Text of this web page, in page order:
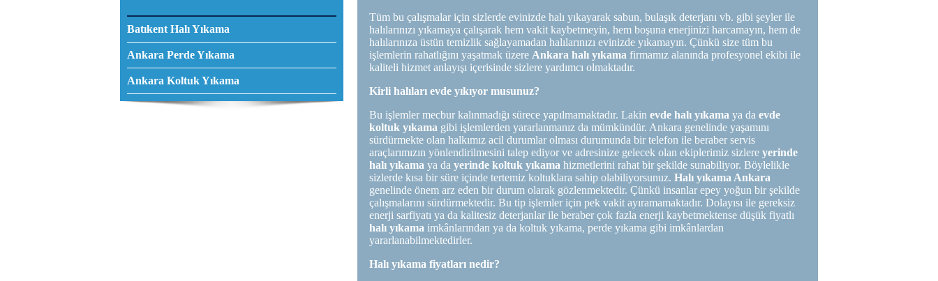
Tüm bu çalışmalar için sizlerde evinizde halı yıkayarak sabun, bulaşık deterjanı vb. gibi şeyler ile
halılarınızı yıkamaya çalışarak hem vakit kaybetmeyin, hem boşuna enerjinizi harcamayın, hem de
halılarınıza üstün temizlik sağlayamadan halılarınızı evinizde yıkamayın. Çünkü size tüm bu
işlemlerin rahatlığını yaşatmak üzere Ankara halı yıkama firmamız alanında profesyonel ekibi ile
kaliteli hizmet anlayışı içerisinde sizlere yardımcı olmaktadır.
Kirli halıları evde yıkıyor musunuz?
Bu işlemler mecbur kalınmadığı sürece yapılmamaktadır. Lakin evde halı yıkama ya da evde
koltuk yıkama gibi işlemlerden yararlanmanız da mümkündür. Ankara genelinde yaşamını
sürdürmekte olan halkımız acil durumlar olması durumunda bir telefon ile beraber servis
araçlarımızın yönlendirilmesini talep ediyor ve adresinize gelecek olan ekiplerimiz sizlere yerinde
halı yıkama ya da yerinde koltuk yıkama hizmetlerini rahat bir şekilde sunabiliyor. Böylelikle
sizlerde kısa bir süre içinde tertemiz koltuklara sahip olabiliyorsunuz. Halı yıkama Ankara
genelinde önem arz eden bir durum olarak gözlenmektedir. Çünkü insanlar epey yoğun bir şekilde
çalışmalarını sürdürmektedir. Bu tip işlemler için pek vakit ayıramamaktadır. Dolayısı ile gereksiz
enerji sarfiyatı ya da kalitesiz deterjanlar ile beraber çok fazla enerji kaybetmektense düşük fiyatlı
halı yıkama imkânlarından ya da koltuk yıkama, perde yıkama gibi imkânlardan
yararlanabilmektedirler.
Halı yıkama fiyatları nedir?
Batıkent Halı Yıkama
Ankara Perde Yıkama
Ankara Koltuk Yıkama